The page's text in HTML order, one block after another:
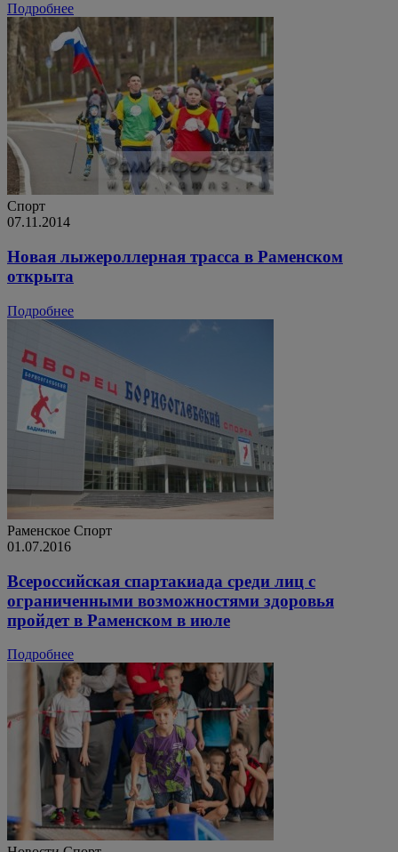
Подробнее
Спорт
07.11.2014
Новая лыжероллерная трасса в Раменском
открыта
Подробнее
Раменское Спорт
01.07.2016
Всероссийская спартакиада среди лиц с
ограниченными возможностями здоровья
пройдет в Раменском в июле
Подробнее